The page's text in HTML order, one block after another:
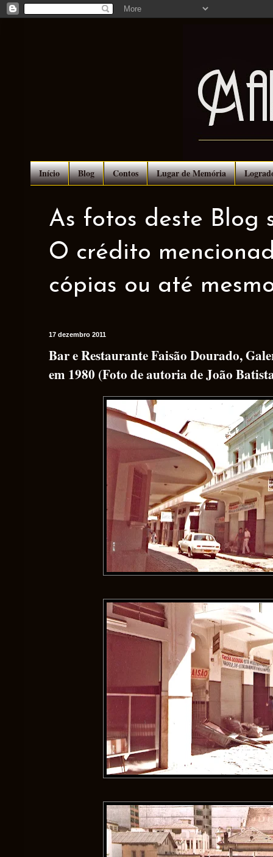
Início Blog Contos Lugar de Memória
As fotos deste Blog
O crédito
cópias ou até
17 dezembro 2011
Bar e Restaurante Faisão Dourado,
em 1980 (Foto de autoria de João